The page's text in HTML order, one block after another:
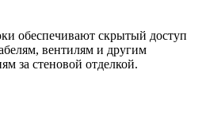
обеспечивают скрытый доступ
вентилям и другим
за стеновой отделкой.